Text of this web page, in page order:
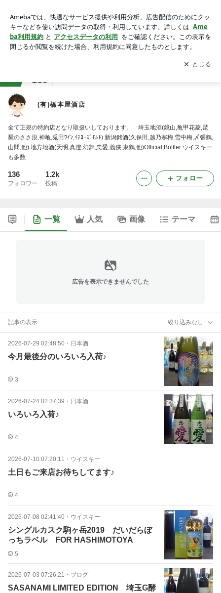
アプリをダウンロードして ブログの更新通知
を受け取りまし
ょう。
開く
139
(有)橋本屋酒店
全て正規の特約店となり取扱いしております。 埼玉地酒(鏡山,亀甲花菱,琵
琶のささ浪,神亀,兎田ﾜｲﾝ,ｲﾁﾛｰｽﾞﾓﾙﾄ) 新潟銘酒(久保田,越乃寒梅,雪中梅,〆張鶴,
山間,他) 地方地酒(天明,真澄,幻舞,忠愛,義侠,東鶴,他)Official,Bottler ウイスキー
も多数
136
フォロワー
1.2k
投稿
フォロー
一覧 人気 画像 テーマ
広告を表示できませんでした
記事の表示 絞り込みなし
2026-07-29 02:48:50 ・ 日本酒
今月最後分のいろいろ入荷♪
3
2026-07-24 02:37:39 ・ 日本酒
いろいろ入荷♪
4
2026-07-10 07:20:11 ・ ウイスキー
土日もご来店お待ちしてます♪
4
2026-07-08 02:41:40 ・ ウイスキー
シングルカスク駒ヶ岳2019 だいだらぼ
っちラベル FOR HASHIMOTOYA
5
2026-07-03 07:26:21 ・ ブログ
SASANAMI LIMITED EDITION 埼玉G酵